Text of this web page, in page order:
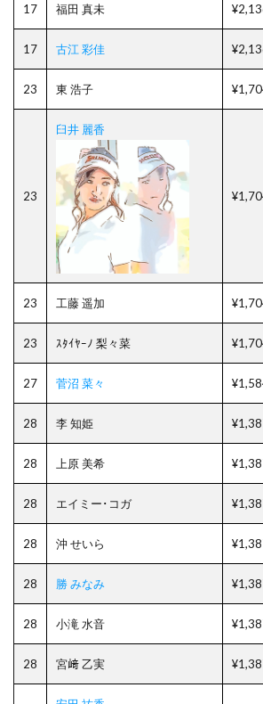
17 福田 真未
17 古江 彩佳
23 東 浩子
23
臼井 麗香
23 工藤 遥加
23 ｽﾀｲﾔｰﾉ 梨々菜
27 菅沼 菜々
28 李 知姫
28 上原 美希
28 エイミー･コガ
28 沖 せいら
28 勝 みなみ
28 小滝 水音
28 宮﨑 乙実